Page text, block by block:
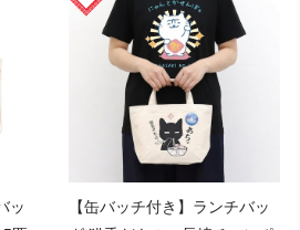
ッ
【缶バッチ付き】ランチバッ